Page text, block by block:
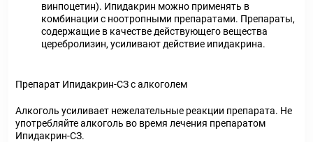
винпоцетин). Ипидакрин можно применять в
комбинации с ноотропными препаратами. Препараты,
содержащие в качестве действующего вещества
церебролизин, усиливают действие ипидакрина.
Препарат Ипидакрин-СЗ с алкоголем
Алкоголь усиливает нежелательные реакции препарата. Не
употребляйте алкоголь во время лечения препаратом
Ипидакрин-СЗ.